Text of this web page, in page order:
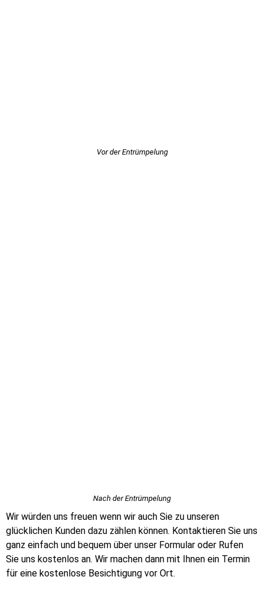
Vor der Entrümpelung
Nach der Entrümpelung
Wir würden uns freuen wenn wir auch Sie zu unseren
glücklichen Kunden dazu zählen können. Kontaktieren Sie uns
ganz einfach und bequem über unser Formular oder Rufen
Sie uns kostenlos an. Wir machen dann mit Ihnen ein Termin
für eine kostenlose Besichtigung vor Ort.